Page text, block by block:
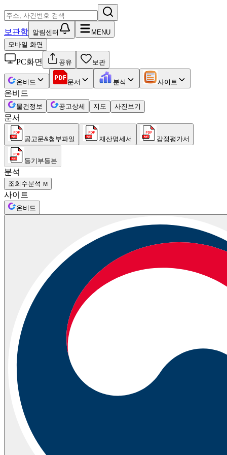
보관함 알림센터
MENU
모바일 화면
PC화면 공유 보관
온비드 문서 분석 사이트
온비드
물건정보 공고상세 지도 사진보기
문서
공고문&첨부파일 재산명세서 감정평가서
등기부등본
분석
조회수분석 M
사이트
온비드